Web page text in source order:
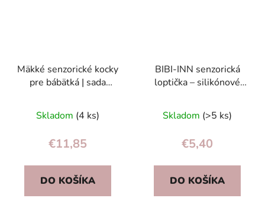
Mäkké senzorické kocky
pre bábätká | sada
mesiacov, bezpečné
Skladom (4 ks)
€11,85
DO KOŠÍKA
BIBI-INN senzorická
loptička – silikónové
bábätká 0+
Skladom (>5 ks)
€5,40
DO KOŠÍKA